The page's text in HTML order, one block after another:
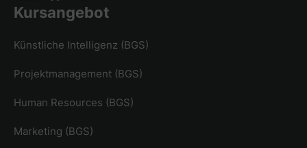
Kursangebot
Künstliche Intelligenz (BGS)
Projektmanagement (BGS)
Human Resources (BGS)
Marketing (BGS)